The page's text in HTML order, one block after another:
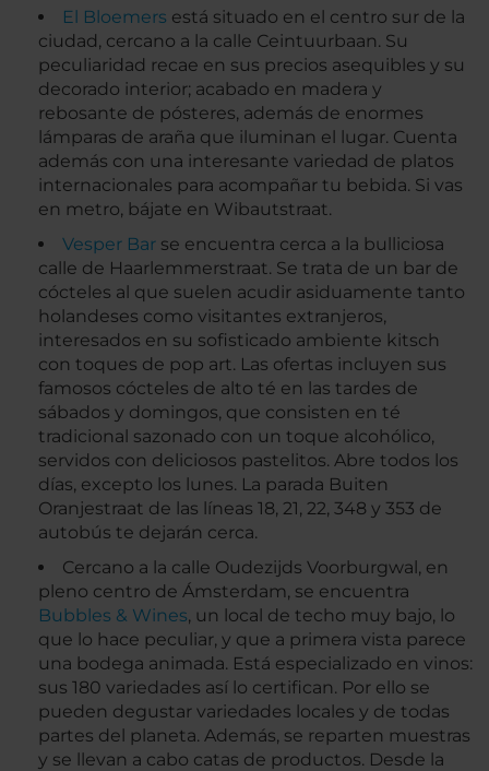
El Bloemers está situado en el centro sur de la
ciudad, cercano a la calle Ceintuurbaan. Su
peculiaridad recae en sus precios asequibles y su
decorado interior; acabado en madera y
rebosante de pósteres, además de enormes
lámparas de araña que iluminan el lugar. Cuenta
además con una interesante variedad de platos
internacionales para acompañar tu bebida. Si vas
en metro, bájate en Wibautstraat.
Vesper Bar se encuentra cerca a la bulliciosa
calle de Haarlemmerstraat. Se trata de un bar de
cócteles al que suelen acudir asiduamente tanto
holandeses como visitantes extranjeros,
interesados en su sofisticado ambiente kitsch
con toques de pop art. Las ofertas incluyen sus
famosos cócteles de alto té en las tardes de
sábados y domingos, que consisten en té
tradicional sazonado con un toque alcohólico,
servidos con deliciosos pastelitos. Abre todos los
días, excepto los lunes. La parada Buiten
Oranjestraat de las líneas 18, 21, 22, 348 y 353 de
autobús te dejarán cerca.
Cercano a la calle Oudezijds Voorburgwal, en
pleno centro de Ámsterdam, se encuentra
Bubbles & Wines, un local de techo muy bajo, lo
que lo hace peculiar, y que a primera vista parece
una bodega animada. Está especializado en vinos:
sus 180 variedades así lo certifican. Por ello se
pueden degustar variedades locales y de todas
partes del planeta. Además, se reparten muestras
y se llevan a cabo catas de productos. Desde la